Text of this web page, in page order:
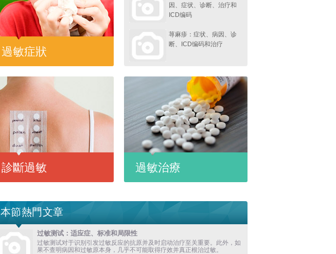
過敏症狀
因、症状、诊断、治疗和
ICD编码
荨麻疹：症状、病因、诊
断、ICD编码和治疗
診斷過敏 過敏治療
本節熱門文章
过敏测试：适应症、标准和局限性
过敏测试对于识别引发过敏反应的抗原并及时启动治疗至关重要。此外，如
果不查明病因和过敏原本身，几乎不可能取得疗效并真正根治过敏。